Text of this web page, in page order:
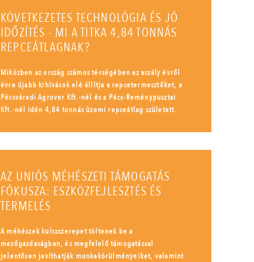
KÖVETKEZETES TECHNOLÓGIA ÉS JÓ
IDŐZÍTÉS - MI A TITKA 4,84 TONNÁS
REPCEÁTLAGNAK?
Miközben az ország számos térségében az aszály évről
évre újabb kihívások elé állítja a repcetermesztőket, a
Pécsváradi Agrover Kft.-nél és a Pécs-Reménypusztai
Kft.-nél idén 4,84 tonnás üzemi repceátlag született.
AZ UNIÓS MÉHÉSZETI TÁMOGATÁS
FÓKUSZA: ESZKÖZFEJLESZTÉS ÉS
TERMELÉS
A méhészek kulcsszerepet töltenek be a
mezőgazdaságban, és megfelelő támogatással
jelentősen javíthatják munkakörülményeiket, valamint